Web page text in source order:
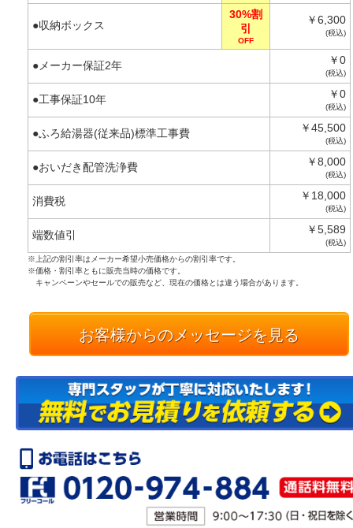
●収納ボックス
30%割
引
OFF
￥6,300
(税込)
●メーカー保証2年 ￥0
(税込)
●工事保証10年 ￥0
(税込)
●ふろ給湯器(従来品)標準工事費 ￥45,500
(税込)
●おいだき配管洗浄費 ￥8,000
(税込)
消費税 ￥18,000
(税込)
端数値引 ￥5,589
(税込)
※上記の割引率はメーカー希望小売価格からの割引率です。
※価格・割引率ともに販売当時の価格です。
キャンペーンやセールでの販売など、現在の価格とは違う場合があります。
お客様からのメッセージを見る